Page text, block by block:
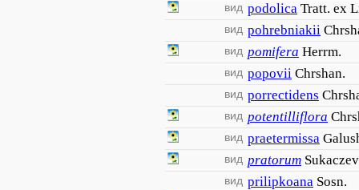
вид podolica Tratt. ex
вид pohrebniakii
вид pomifera Herrm.
вид popovii Chrshan.
вид porrectidens
вид potentilliflora
вид praetermissa
вид pratorum Sukaczev
вид prilipkoana Sosn.